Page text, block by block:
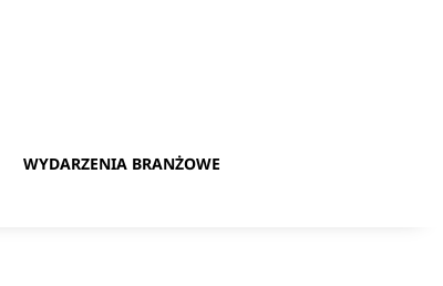
WYDARZENIA BRANŻOWE